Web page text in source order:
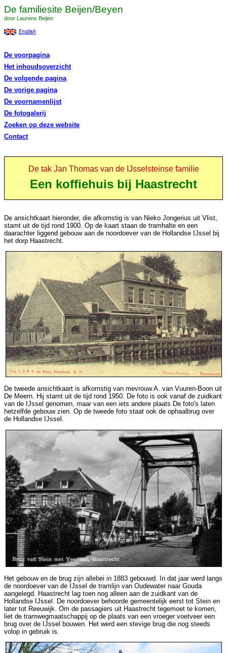
De familiesite Beijen/Beyen
door Laurens Beijen
De voorpagina
Het inhoudsoverzicht
De volgende pagina
De vorige pagina
De voornamenlijst
De fotogalerij
Zoeken op deze website
Contact
De tak Jan Thomas van de IJsselsteinse familie
Een koffiehuis bij Haastrecht
De ansichtkaart hieronder, die afkomstig is van Nieko Jongerius uit Vlist,
stamt uit de tijd rond 1900. Op de kaart staan de tramhalte en een
daarachter liggend gebouw aan de noordoever van de Hollandse IJssel bij
het dorp Haastrecht.
De tweede ansichtkaart is afkomstig van mevrouw A. van Vuuren-Boon uit
De Meern. Hij stamt uit de tijd rond 1950. De foto is ook vanaf de zuidkant
van de IJssel genomen, maar van een iets andere plaats De foto's laten
hetzelfde gebouw zien. Op de tweede foto staat ook de ophaalbrug over
de Hollandse IJssel.
Het gebouw en de brug zijn allebei in 1883 gebouwd. In dat jaar werd langs
de noordoever van de IJssel de tramlijn van Oudewater naar Gouda
aangelegd. Haastrecht lag toen nog alleen aan de zuidkant van de
Hollandse IJssel. De noordoever behoorde gemeentelijk eerst tot Stein en
later tot Reeuwijk. Om de passagiers uit Haastrecht tegemoet te komen,
liet de tramwegmaatschappij op de plaats van een vroeger voetveer een
brug over de IJssel bouwen. Het werd een stevige brug die nog steeds
volop in gebruik is.